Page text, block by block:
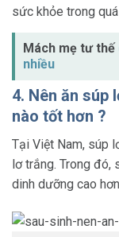
sức khỏe trong
Mách mẹ tư thế
nhiều
4. Nên ăn súp
nào tốt hơn ?
Tại Việt Nam, súp
lơ trắng. Trong đó,
dinh dưỡng cao